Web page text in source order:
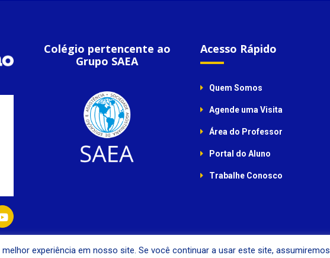
experiência em nosso site. Se você continuar a usar este site, assumiremos
Colégio pertencente ao
Grupo SAEA
Acesso Rápido
Quem Somos
Agende uma Visita
Área do Professor
Portal do Aluno
Trabalhe Conosco